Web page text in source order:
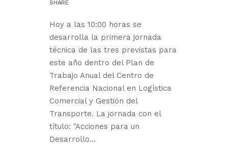
SHARE
Hoy a las 10:00 horas se
desarrolla la primera jornada
técnica de las tres previstas para
este año dentro del Plan de
Trabajo Anual del Centro de
Referencia Nacional en Logística
Comercial y Gestión del
Transporte. La jornada con el
título: "Acciones para un
Desarrollo...